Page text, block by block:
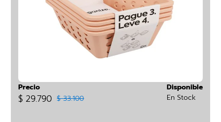
Precio
$ 29.790 $ 33.100
Disponible
En Stock